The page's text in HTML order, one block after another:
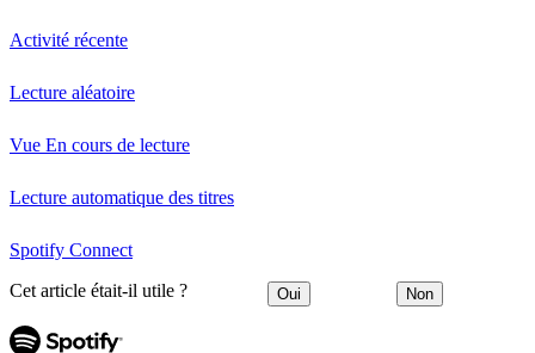
Activité récente
Lecture aléatoire
Vue En cours de lecture
Lecture automatique des titres
Spotify Connect
Cet article était-il utile ? Oui Non